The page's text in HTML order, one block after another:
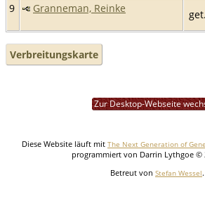
9
Granneman, Reinke
Verbreitungskarte
Zur Desktop-Webseite
Diese Website läuft mit The Next Generation of
programmiert von Darrin Lythgoe ©
Betreut von Stefan Wessel.